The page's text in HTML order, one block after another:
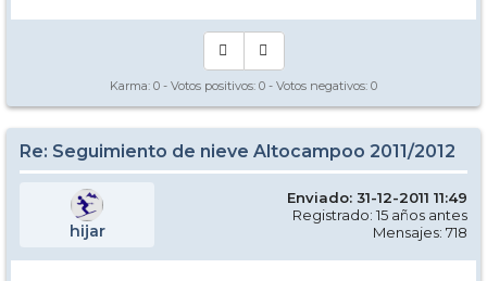
Karma: 0 - Votos positivos: 0 - Votos negativos: 0
Re: Seguimiento de nieve Altocampoo 2011/2012
hijar
Enviado: 31-12-2011 11:49
Registrado: 15 años antes
Mensajes: 718